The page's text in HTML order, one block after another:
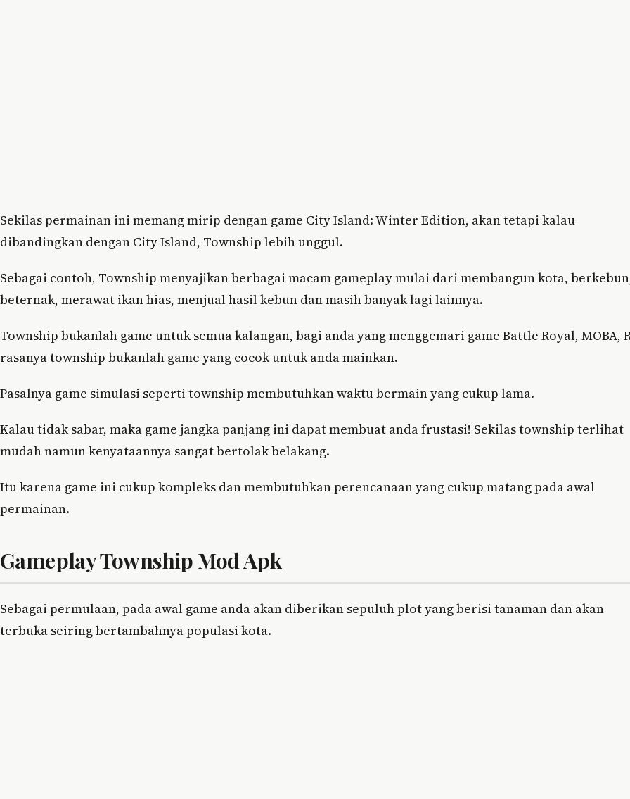
Sekilas permainan ini memang mirip dengan game City Island: Winter Edition, akan tetapi kalau
dibandingkan dengan City Island, Township lebih unggul.
Sebagai contoh, Township menyajikan berbagai macam gameplay mulai dari membangun kota,
beternak, merawat ikan hias, menjual hasil kebun dan masih banyak lagi lainnya.
Township bukanlah game untuk semua kalangan, bagi anda yang menggemari game Battle Royal, MOBA,
rasanya township bukanlah game yang cocok untuk anda mainkan.
Pasalnya game simulasi seperti township membutuhkan waktu bermain yang cukup lama.
Kalau tidak sabar, maka game jangka panjang ini dapat membuat anda frustasi! Sekilas township terlihat
mudah namun kenyataannya sangat bertolak belakang.
Itu karena game ini cukup kompleks dan membutuhkan perencanaan yang cukup matang pada awal
permainan.
Gameplay Township Mod Apk
Sebagai permulaan, pada awal game anda akan diberikan sepuluh plot yang berisi tanaman dan akan
terbuka seiring bertambahnya populasi kota.